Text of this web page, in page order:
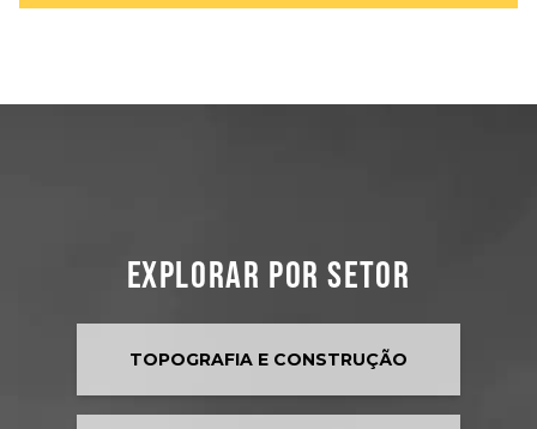
EXPLORAR POR SETOR
TOPOGRAFIA E CONSTRUÇÃO